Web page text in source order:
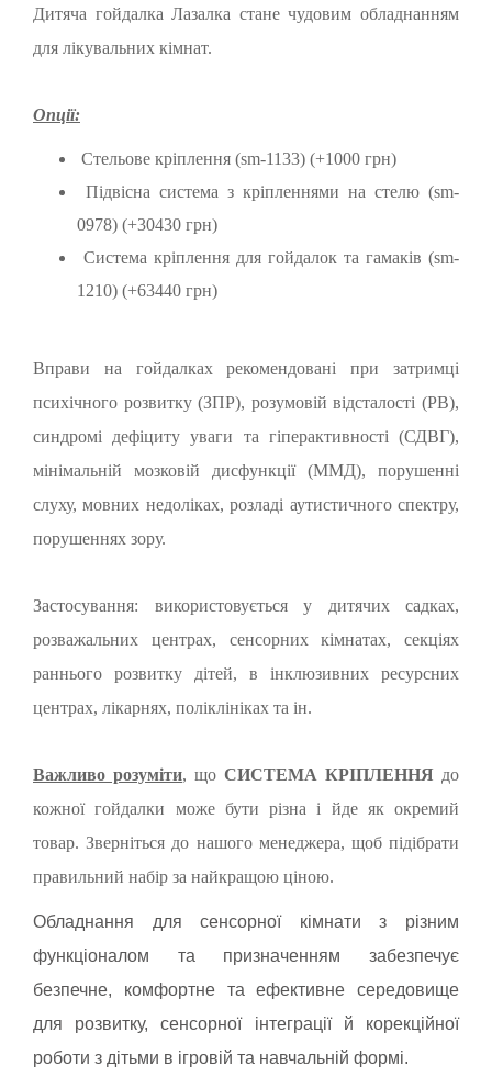
Дитяча гойдалка Лазалка стане чудовим обладнанням
для лікувальних кімнат.
Опції:
Стельове кріплення (sm-1133) (+1000 грн)
Підвісна система з кріпленнями на стелю (sm-
0978) (+30430 грн)
Система кріплення для гойдалок та гамаків (sm-
1210) (+63440 грн)
Вправи на гойдалках рекомендовані при затримці
психічного розвитку (ЗПР), розумовій відсталості (РВ),
синдромі дефіциту уваги та гіперактивності (СДВГ),
мінімальній мозковій дисфункції (ММД), порушенні
слуху, мовних недоліках, розладі аутистичного спектру,
порушеннях зору.
Застосування: використовується у дитячих садках,
розважальних центрах, сенсорних кімнатах, секціях
раннього розвитку дітей, в інклюзивних ресурсних
центрах, лікарнях, поліклініках та ін.
Важливо розуміти, що СИСТЕМА КРІПЛЕННЯ до
кожної гойдалки може бути різна і йде як окремий
товар. Зверніться до нашого менеджера, щоб підібрати
правильний набір за найкращою ціною.
Обладнання для сенсорної кімнати з різним
функціоналом та призначенням забезпечує
безпечне, комфортне та ефективне середовище
для розвитку, сенсорної інтеграції й корекційної
роботи з дітьми в ігровій та навчальній формі.